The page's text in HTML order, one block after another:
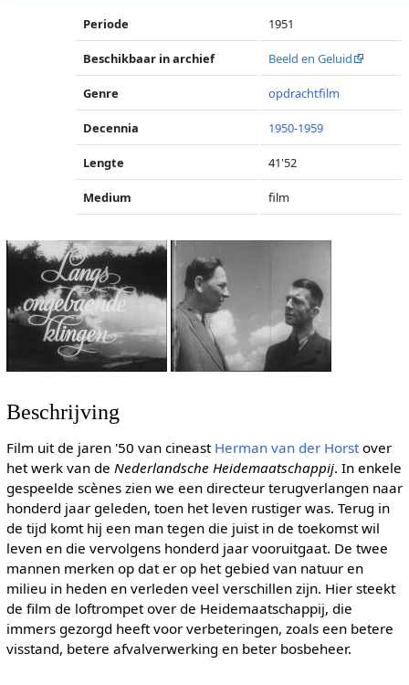
Periode 1951
Beschikbaar in archief Beeld en Geluid
Genre opdrachtfilm
Decennia 1950-1959
Lengte 41'52
Medium film
Beschrijving
Film uit de jaren '50 van cineast Herman van der Horstover
het werk van de Nederlandsche Heidemaatschappij. In enkele
gespeelde scènes zien we een directeur terugverlangen naar
honderd jaar geleden, toen het leven rustiger was. Terug in
de tijd komt hij een man tegen die juist in de toekomst wil
leven en die vervolgens honderd jaar vooruitgaat. De twee
mannen merken op dat er op het gebied van natuur en
milieu in heden en verleden veel verschillen zijn. Hier steekt
de film de loftrompet over de Heidemaatschappij, die
immers gezorgd heeft voor verbeteringen, zoals een betere
visstand, betere afvalverwerking en beter bosbeheer.